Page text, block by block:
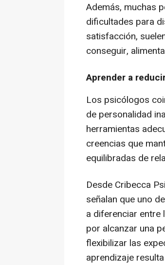
Además, muchas
dificultades para
satisfacción,
conseguir,
Aprender a
Los psicólogos
de personalidad
herramientas
creencias que
equilibradas de
Desde Cribecca
señalan que uno
a diferenciar entre
por alcanzar una
flexibilizar las
aprendizaje